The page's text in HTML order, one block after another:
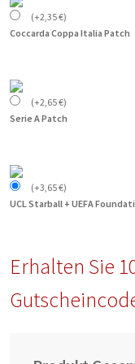
(+2,35€)
Coccarda Coppa Italia Patch
(+2,65€)
Serie A Patch
(+3,65€)
UCL Starball + UEFA
Erhalten Sie